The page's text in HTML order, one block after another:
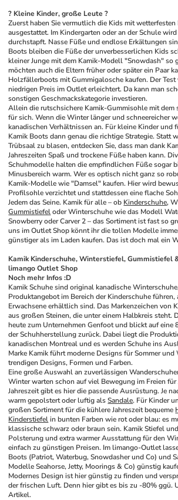
? Kleine Kinder, große Leute ?
Zuerst haben Sie vermutlich die Kids mit
ausgestattet. Im Kindergarten oder an der Schule
durchstapft. Nasse Füße und endlose Erkältungen
Boots bleiben die Füße der unverbesserlichen Kids
kleiner Junge mit dem Kamik-Modell "Snowdash" so
möchten auch die Eltern früher oder später ein Paar
Holzfällerboots mit Gummigalosche kaufen. Der
niedrigen Preis im Outlet erleichtert. Da kann man
sonstigen Geschmackskategorie investieren.
Allein die rutschsichere Kamik-Gummisohle mit dem
für sich. Wenn die Winter länger und schneereicher
kanadischen Verhältnissen an. Für kleine Kinder und
Kamik Boots dann genau die richtige Strategie. Statt
Trübsaal zu blasen, entdecken Sie, dass man dank
Jahreszeiten Spaß und trockene Füße haben kann.
Schuhmodelle halten die empfindlichen Füße sogar
Minusbereich warm. Wer es optisch nicht ganz so
Kamik-Modelle wie "Damsel" kaufen. Hier wird
Profilsohle verzichtet und stattdessen eine flache
Jedem das Seine. Kamik für alle – ob Kinderschuhe,
Gummistiefel oder Winterschuhe wie das Modell
Snowberry oder Carver 2 – das Sortiment ist fast so
uns im Outlet Shop könnt ihr die tollen Modelle
günstiger als im Laden kaufen. Das ist doch mal ein
Kamik Kinderschuhe, Winterstiefel, Gummistiefel
limango Outlet Shop
Noch mehr Infos :D
Kamik Schuhe sind original kanadische
Produktangebot im Bereich der Kinderschuhe führen,
Erwachsene erhältlich sind. Das Markenzeichen von
aus großen Steinen, die unter einem Halbkreis steht.
heute zum Unternehmen Genfoot und blickt auf eine
der Schuhherstellung zurück. Dabei liegt die
kanadischen Montreal und es werden Schuhe ins
Marke Kamik führt moderne Designs für Sommer
trendigen Designs, Formen und Farben.
Eine große Auswahl an zuverlässigen
Winter warten schon auf viel Bewegung im Freien
Jahreszeit gibt es hier die passende Ausrüstung. Je
warm gepolstert oder luftig als Sandale. Für Kinder
großen Sortiment für die kühlere Jahreszeit bequeme
Kinderstiefel in bunten Farben wie rot oder blau: es
klassische schwarz oder braun sein. Kamik Stiefel
Polsterung und extra warmer Ausstattung für den
einfach zu günstigen Preisen. Im limango-Outlet
Boots (Patriot, Waterbug, Snowdasher und Co) und
Modelle Seahorse, Jetty, Moorings & Co) günstig
Modernes Design ist hier günstig zu finden und
der frischen Luft. Denn hier gibt es bis zu -80% ggü.
Artikel.